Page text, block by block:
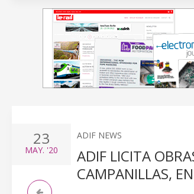
23
MAY. '20
ADIF NEWS
ADIF LICITA
CAMPANILLAS,